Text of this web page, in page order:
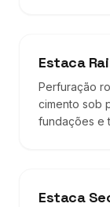
Estaca
Perfuração
cimento sob
fundações e
Estaca